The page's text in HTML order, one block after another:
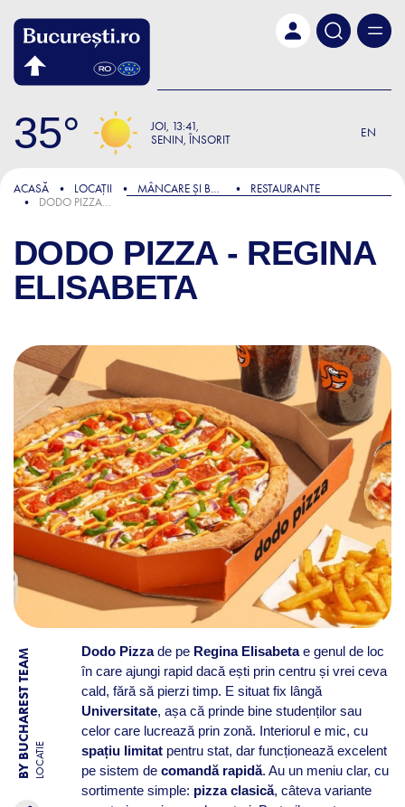
35 JOI 13:41
SENIN, ÎNSORIT
EN
ACASĂ LOCAȚII MÂNCARE ȘI BĂUTURĂ
RESTAURANTE
DODO PIZZA - REGINA ELISABETA
DODO PIZZA - REGINA
ELISABETA
BY BUCHAREST TEAM LOCATIE
Dodo Pizzade pe Regina Elisabetae genul de loc
în care ajungi rapid dacă ești prin centru și vrei ceva
cald, fără să pierzi timp. E situat fix lângă
Universitate, așa că prinde bine studenților sau
celor care lucrează prin zonă. Interiorul e mic, cu
spațiu limitatpentru stat, dar funcționează excelent
pe sistem de comandă rapidă. Au un meniu clar, cu
sortimente simple: pizza clasică, câteva variante